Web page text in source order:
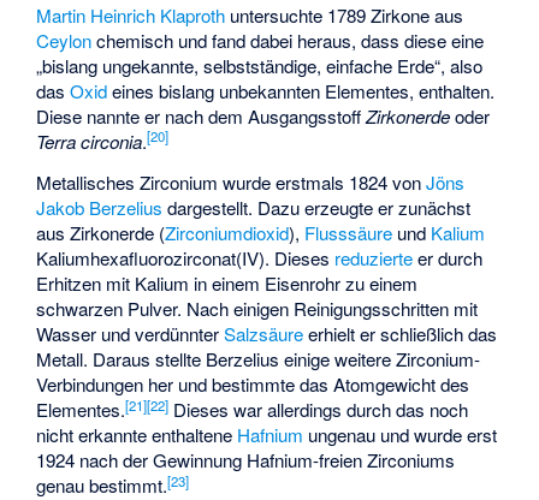
Martin Heinrich Klaproth untersuchte 1789 Zirkone aus
Ceylonchemisch und fand dabei heraus, dass diese eine
„bislang ungekannte, selbstständige, einfache Erde“, also
dasOxideines bislang unbekannten Elementes, enthalten.
Diese nannte er nach dem AusgangsstoffZirkonerdeoder
Terra circonia.[20]
Metallisches Zirconium wurde erstmals 1824 vonJöns
Jakob Berzelius dargestellt. Dazu erzeugte er zunächst
aus Zirkonerde (Zirconiumdioxid), Flusssäure und Kalium
Kaliumhexafluorozirconat(IV). Dieses reduzierteer durch
Erhitzen mit Kalium in einem Eisenrohr zu einem
schwarzen Pulver. Nach einigen Reinigungsschritten mit
Wasser und verdünnterSalzsäureerhielt er schließlich das
Metall. Daraus stellte Berzelius einige weitere Zirconium-
Verbindungen her und bestimmte das Atomgewicht des
Elementes.[21][22] Dieses war allerdings durch das noch
nicht erkannte enthaltene Hafnium ungenau und wurde erst
1924 nach der Gewinnung Hafnium-freien Zirconiums
genau bestimmt.[23]